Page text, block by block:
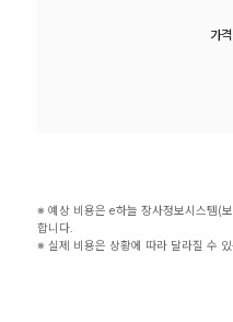
가
※ 예상 비용은 e하늘 장사정보시스템(
합니다.
※ 실제 비용은 상황에 따라 달라질 수